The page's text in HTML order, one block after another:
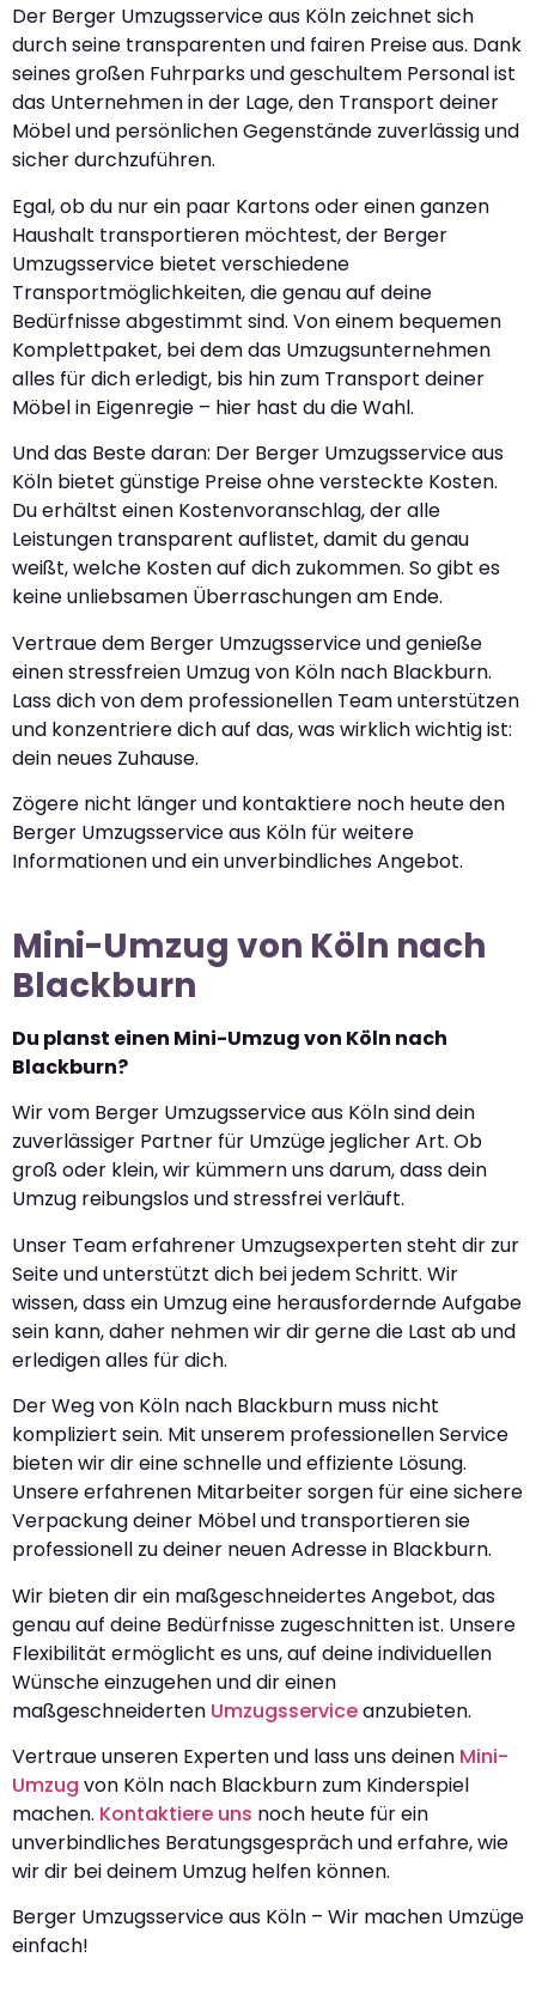
Der Berger Umzugsservice aus Köln zeichnet sich
durch seine transparenten und fairen Preise aus. Dank
seines großen Fuhrparks und geschultem Personal ist
das Unternehmen in der Lage, den Transport deiner
Möbel und persönlichen Gegenstände zuverlässig und
sicher durchzuführen.
Egal, ob du nur ein paar Kartons oder einen ganzen
Haushalt transportieren möchtest, der Berger
Umzugsservice bietet verschiedene
Transportmöglichkeiten, die genau auf deine
Bedürfnisse abgestimmt sind. Von einem bequemen
Komplettpaket, bei dem das Umzugsunternehmen
alles für dich erledigt, bis hin zum Transport deiner
Möbel in Eigenregie – hier hast du die Wahl.
Und das Beste daran: Der Berger Umzugsservice aus
Köln bietet günstige Preise ohne versteckte Kosten.
Du erhältst einen Kostenvoranschlag, der alle
Leistungen transparent auflistet, damit du genau
weißt, welche Kosten auf dich zukommen. So gibt es
keine unliebsamen Überraschungen am Ende.
Vertraue dem Berger Umzugsservice und genieße
einen stressfreien Umzug von Köln nach Blackburn.
Lass dich von dem professionellen Team unterstützen
und konzentriere dich auf das, was wirklich wichtig ist:
dein neues Zuhause.
Zögere nicht länger und kontaktiere noch heute den
Berger Umzugsservice aus Köln für weitere
Informationen und ein unverbindliches Angebot.
Mini-Umzug von Köln nach
Blackburn
Du planst einen Mini-Umzug von Köln nach
Blackburn?
Wir vom Berger Umzugsservice aus Köln sind dein
zuverlässiger Partner für Umzüge jeglicher Art. Ob
groß oder klein, wir kümmern uns darum, dass dein
Umzug reibungslos und stressfrei verläuft.
Unser Team erfahrener Umzugsexperten steht dir zur
Seite und unterstützt dich bei jedem Schritt. Wir
wissen, dass ein Umzug eine herausfordernde Aufgabe
sein kann, daher nehmen wir dir gerne die Last ab und
erledigen alles für dich.
Der Weg von Köln nach Blackburn muss nicht
kompliziert sein. Mit unserem professionellen Service
bieten wir dir eine schnelle und effiziente Lösung.
Unsere erfahrenen Mitarbeiter sorgen für eine sichere
Verpackung deiner Möbel und transportieren sie
professionell zu deiner neuen Adresse in Blackburn.
Wir bieten dir ein maßgeschneidertes Angebot, das
genau auf deine Bedürfnisse zugeschnitten ist. Unsere
Flexibilität ermöglicht es uns, auf deine individuellen
Wünsche einzugehen und dir einen
maßgeschneiderten Umzugsserviceanzubieten.
Vertraue unseren Experten und lass uns deinen Mini-
Umzug von Köln nach Blackburn zum Kinderspiel
machen. Kontaktiere uns noch heute für ein
unverbindliches Beratungsgespräch und erfahre, wie
wir dir bei deinem Umzug helfen können.
Berger Umzugsservice aus Köln – Wir machen Umzüge
einfach!